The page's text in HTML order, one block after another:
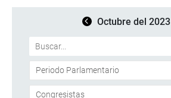
Octubre del 2023